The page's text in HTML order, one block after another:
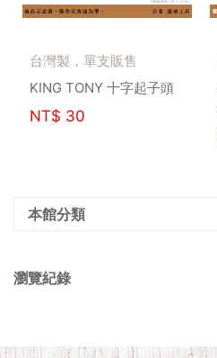
本館分類
瀏覽紀錄
台灣製，單支販售
KING TONY 十字起子頭
NT$ 30